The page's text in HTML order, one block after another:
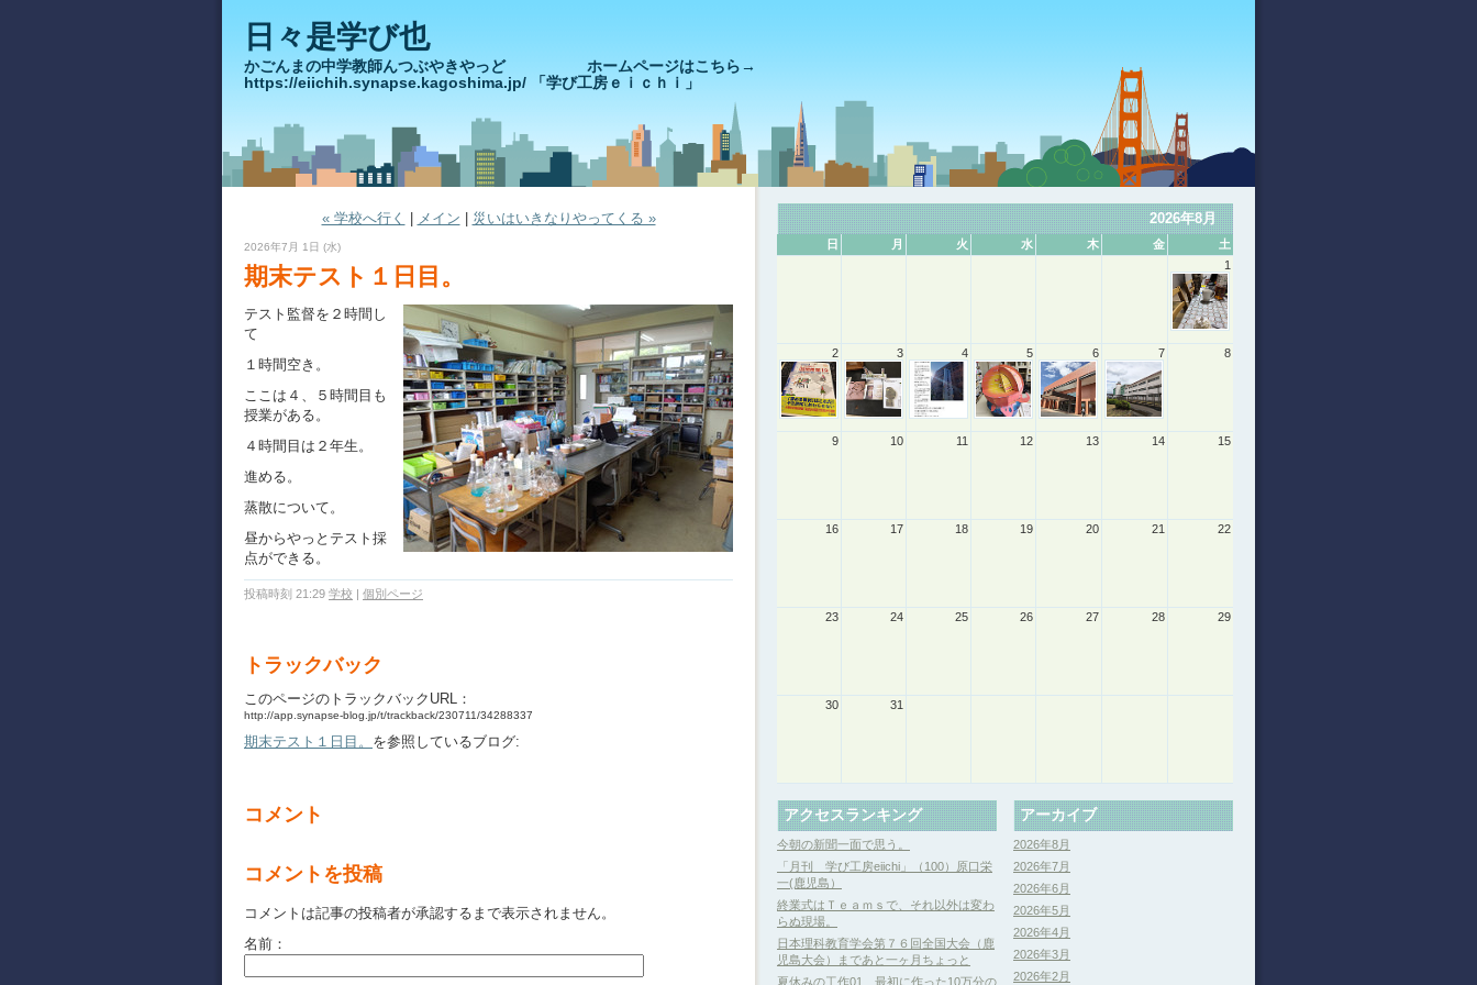
日々是学び也
かごんまの中学教師んつぶやきやっど ホームページはこちら→
https://eiichih.synapse.kagoshima.jp/ 「学び工房ｅｉｃｈｉ」
« 学校へ行く メイン 災いはいきなりやってくる »
2026年7月 1日 (水)
期末テスト１日目。
テスト監督を２時間し
て
１時間空き。
ここは４、５時間目も
授業がある。
４時間目は２年生。
進める。
蒸散について。
昼からやっとテスト採
点ができる。
投稿時刻 21:29 学校 | 個別ページ
トラックバック
このページのトラックバックURL：
http://app.synapse-blog.jp/t/trackback/230711/34288337
期末テスト１日目。 を参照しているブログ:
コメント
コメントを投稿
コメントは記事の投稿者が承認するまで表示されません。
名前：
2026年8月
日 月 火 水 木 金
土
1
2 3 4 5 6 7 8
9 10 11 12 13 14 15
16 17 18 19 20 21 22
23 24 25 26 27 28 29
30 31
アクセスランキング
今朝の新聞一面で思う。
「月刊 学び工房eiichi」（100）原口栄
一(鹿児島）
終業式はＴｅａｍｓで、それ以外は変わ
らぬ現場。
日本理科教育学会第７６回全国大会（鹿
児島大会）まであと一ヶ月ちょっと
夏休みの工作01 最初に作った10万分の
アーカイブ
2026年8月
2026年7月
2026年6月
2026年5月
2026年4月
2026年3月
2026年2月